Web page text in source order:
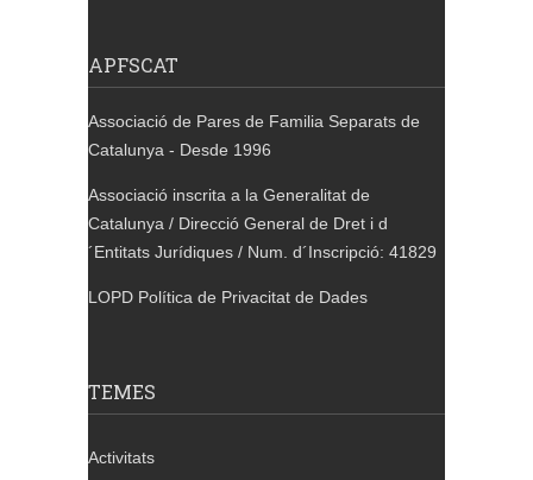
APFSCAT
Associació de Pares de Familia Separats de
Catalunya - Desde 1996
Associació inscrita a la Generalitat de
Catalunya / Direcció General de Dret i d
´Entitats Jurídiques / Num. d´Inscripció: 41829
LOPD Política de Privacitat de Dades
TEMES
Activitats